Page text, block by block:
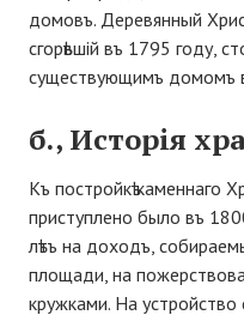
домовъ. Деревянный
сгорѣвшій въ 1795 году,
существующимъ домомъ
б., Исторія
Къ постройкѣ каменнаго
приступлено было въ
лѣтъ на доходъ,
площади, на
кружками. На